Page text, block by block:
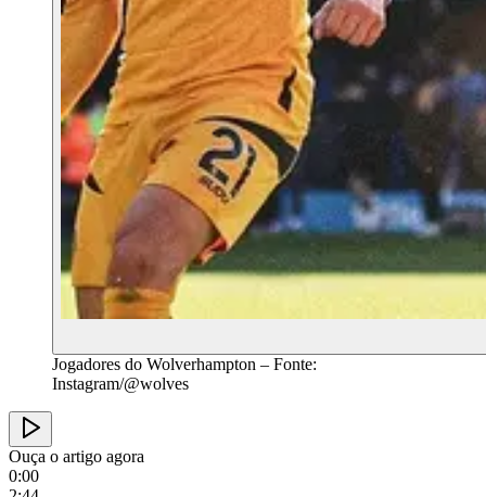
Jogadores do Wolverhampton – Fonte:
Instagram/@wolves
Ouça o artigo agora
0:00